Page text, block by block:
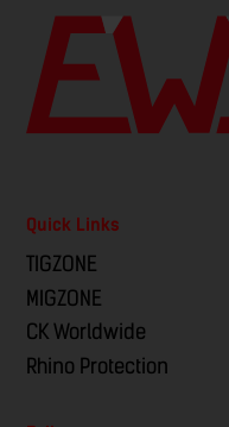
Quick Links
TIGZONE
MIGZONE
CK Worldwide
Rhino Protection